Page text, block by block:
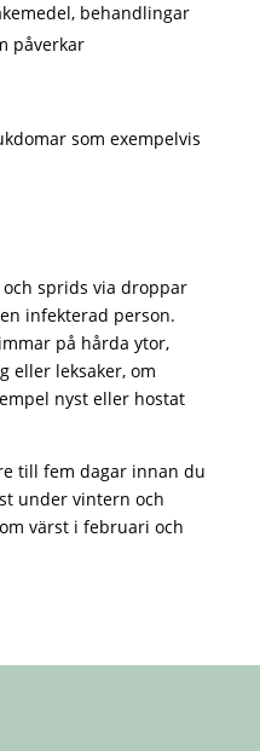
behandlingar
påverkar
som exempelvis
sprids via droppar
infekterad person.
på hårda ytor,
eller leksaker, om
nyst eller hostat
till fem dagar innan du
under vintern och
värst i februari och